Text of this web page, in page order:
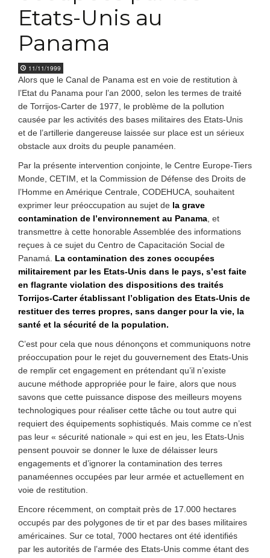
Etats-Unis au
Panama
11/11/1999
Alors que le Canal de Panama est en voie de restitution à
l’Etat du Panama pour l’an 2000, selon les termes de traité
de Torrijos-Carter de 1977, le problème de la pollution
causée par les activités des bases militaires des Etats-Unis
et de l’artillerie dangereuse laissée sur place est un sérieux
obstacle aux droits du peuple panaméen.
Par la présente intervention conjointe, le Centre Europe-Tiers
Monde, CETIM, et la Commission de Défense des Droits de
l’Homme en Amérique Centrale, CODEHUCA, souhaitent
exprimer leur préoccupation au sujet de la grave
contamination de l’environnement au Panama , et
transmettre à cette honorable Assemblée des informations
reçues à ce sujet du Centro de Capacitación Social de
Panamá. La contamination des zones occupées
militairement par les Etats-Unis dans le pays, s’est faite
en flagrante violation des dispositions des traités
Torrijos-Carter établissant l’obligation des Etats-Unis de
restituer des terres propres, sans danger pour la vie, la
santé et la sécurité de la population.
C’est pour cela que nous dénonçons et communiquons notre
préoccupation pour le rejet du gouvernement des Etats-Unis
de remplir cet engagement en prétendant qu’il n’existe
aucune méthode appropriée pour le faire, alors que nous
savons que cette puissance dispose des meilleurs moyens
technologiques pour réaliser cette tâche ou tout autre qui
requiert des équipements sophistiqués. Mais comme ce n’est
pas leur « sécurité nationale » qui est en jeu, les Etats-Unis
pensent pouvoir se donner le luxe de délaisser leurs
engagements et d’ignorer la contamination des terres
panaméennes occupées par leur armée et actuellement en
voie de restitution.
Encore récemment, on comptait près de 17.000 hectares
occupés par des polygones de tir et par des bases militaires
américaines. Sur ce total, 7000 hectares ont été identifiés
par les autorités de l’armée des Etats-Unis comme étant des